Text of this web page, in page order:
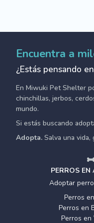
Encuentra a
¿Estás pensando
En Miwuki Pet Shelter
chinchillas, jerbos,
mundo.
Si estás buscando
Adopta. Salva una
PERROS
Adoptar
Perros
Perros en
Perros en